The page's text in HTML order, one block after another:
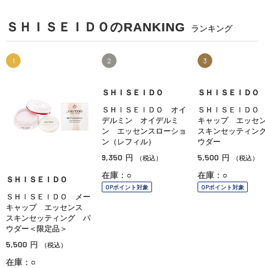
ＳＨＩＳＥＩＤＯのRANKING ランキング
1
ＳＨＩＳＥＩＤＯ
ＳＨＩＳＥＩＤＯ メー
キャップ エッセンス
スキンセッティング パ
ウダー＜限定品＞
5,500 円 （税込）
在庫：○
2
ＳＨＩＳＥＩＤＯ
ＳＨＩＳＥＩＤＯ オイ
デルミン オイデルミ
ン エッセンスローショ
ン（レフィル）
9,350 円 （税込）
在庫：○
OPポイント対象
3
ＳＨＩＳＥＩＤＯ
ＳＨＩＳＥＩＤ
キャップ エッ
スキンセッティ
ウダー
5,500 円 （税込）
在庫：○
OPポイント対象